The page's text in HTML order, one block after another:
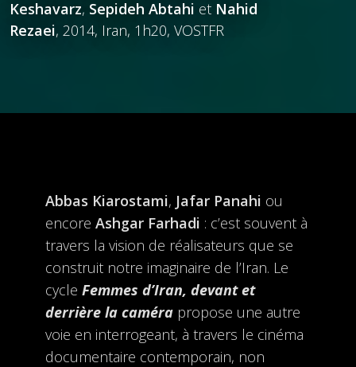
Keshavarz, Sepideh Abtahi et Nahid
Rezaei, 2014, Iran, 1h20, VOSTFR
Abbas Kiarostami, Jafar Panahi ou
encore Ashgar Farhadi : c’est souvent à
travers la vision de réalisateurs que se
construit notre imaginaire de l’Iran. Le
cycle Femmes d’Iran, devant et
derrière la caméra propose une autre
voie en interrogeant, à travers le cinéma
documentaire contemporain, non